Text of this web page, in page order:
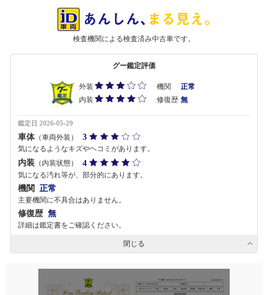
検査機関による検査済み中古車です。
グー鑑定評価
外装 機関
正常
内装
修復歴 無
鑑定日 2026-05-29
車体（車両外装） 3
気になるようなキズやヘコミがあります。
内装 （内装状態） 4
気になる汚れ等が、部分的にあります。
機関 正常
主要機関に不具合はありません。
修復歴 無
詳細は鑑定書をご確認ください。
閉じる